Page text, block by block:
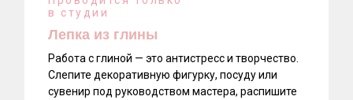
в студии
Лепка из глины
Работа с глиной — это антистресс и творчество.
Слепите декоративную фигурку, посуду или
сувенир под руководством мастера, распишите